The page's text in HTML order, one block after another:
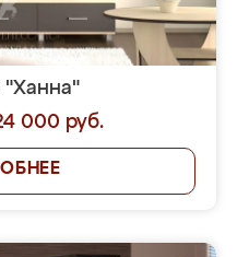
"Ханна"
000 руб.